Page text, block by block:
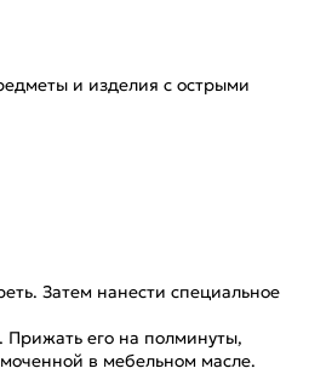
и изделия с острыми
Затем нанести специальное
Прижать его на полминуты,
в мебельном масле.